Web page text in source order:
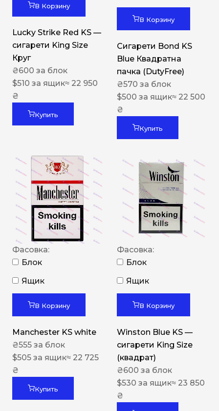
В Корзину
Lucky Strike Red KS —
сигарети King Size
Круг
₴600 за блок
$510 за ящик≈ 22 950
₴
Купить
В Корзину
Сигарети Bond KS
Blue Квадратна
пачка (DutyFree)
₴570 за блок
$500 за ящик≈ 22 500
₴
Купить
Фасовка:
Блок
Ящик
В Корзину
Manchester KS white
₴555 за блок
$505 за ящик≈ 22 725
₴
Купить
Фасовка:
Блок
Ящик
В Корзину
Winston Blue KS —
сигарети King Size
(квадрат)
₴600 за блок
$530 за ящик≈ 23 850
₴